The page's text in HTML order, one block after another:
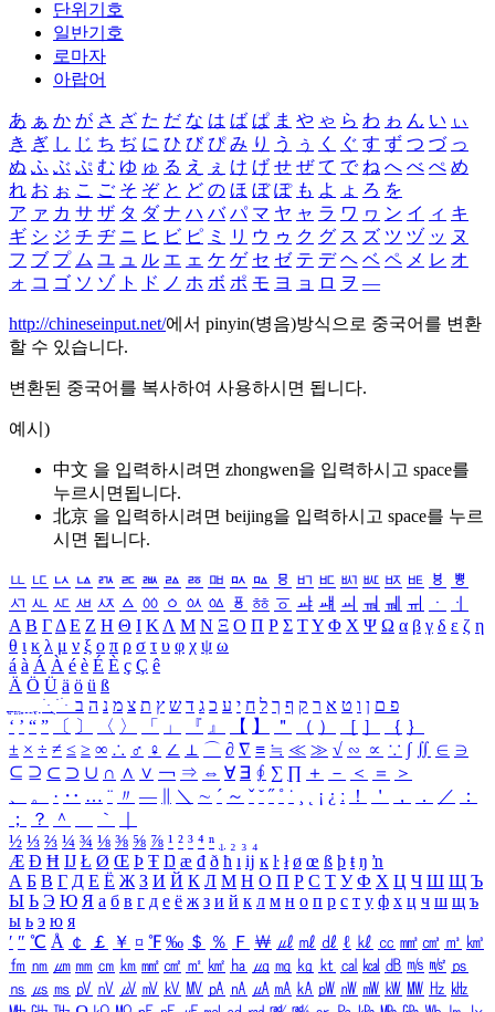
단위기호
일반기호
로마자
아랍어
あ ぁ か が さ ざ た だ な は ば ぱ ま や ゃ ら わ ゎ ん い ぃ
き ぎ し じ ち ぢ に ひ び ぴ み り う ぅ く ぐ す ず つ づ っ
ぬ ふ ぶ ぷ む ゆ ゅ る え ぇ け げ せ ぜ て で ね へ べ ぺ め
れ お ぉ こ ご そ ぞ と ど の ほ ぼ ぽ も よ ょ ろ を
ア ァ カ サ ザ タ ダ ナ ハ バ パ マ ヤ ャ ラ ワ ヮ ン イ ィ キ
ギ シ ジ チ ヂ ニ ヒ ビ ピ ミ リ ウ ゥ ク グ ス ズ ツ ヅ ッ ヌ
フ ブ プ ム ユ ュ ル エ ェ ケ ゲ セ ゼ テ デ ヘ ベ ペ メ レ オ
ォ コ ゴ ソ ゾ ト ド ノ ホ ボ ポ モ ヨ ョ ロ ヲ ―
http://chineseinput.net/에서 pinyin(병음)방식으로 중국어를 변환
할 수 있습니다.
변환된 중국어를 복사하여 사용하시면 됩니다.
예시)
中文 을 입력하시려면 zhongwen을 입력하시고 space를
누르시면됩니다.
北京 을 입력하시려면 beijing을 입력하시고 space를 누르
시면 됩니다.
ㅥ ㅦ ㅧ ㅨ ㅩ ㅪ ㅫ ㅬ ㅭ ㅮ ㅯ ㅰ ㅱ ㅲ ㅳ ㅴ ㅵ ㅶ ㅷ ㅸ
ㅹ
ㅺ ㅻ ㅼ ㅽ ㅾ ㅿ ㆀ ㆁ ㆂ ㆃ ㆄ ㆅ ㆆ ㆇ ㆈ ㆉ ㆊ ㆋ ㆌ ㆍ
ㆎ
Α Β ΓΔ Ε Ζ Η Θ Ι ΚΛ Μ Ν Ξ Ο Π Ρ Σ ΤΥ Φ Χ Ψ Ω α β γ δ ε ζ η
θ ι κ λ μ ν ξ ο π ρ σ τ υ φ χ ψ ω
á à Á À é è É È ç Ç ê
Ä Ö Ü ä ö ü ß
ִֶֹ ֻּ ׁׂ פ ם ן ו ט א ר ק ף ך ל ח י ע כ ג ד ש ץ ת צ מ נ ה ב
‘ ’ “ ” 〔 〕 〈 〉 「 」 『 』 【 】 ＂ （ ） ［ ］ ｛ ｝
± × ÷ ≠ ≤ ≥ ∞ ∴ ♂ ♀ ∠ ⊥ ⌒ ∂ ∇ ≡ ≒ ≪ ≫ √ ∽ ∝ ∵ ∫ ∬ ∈ ∋
⊆ ⊇ ⊂ ⊃ ∪ ∩ ∧ ∨ ￢ ⇒ ⇔ ∀ ∃ ∮ ∑ ∏ ＋ － ＜ ＝
＞
、
。 · ‥ … ¨ 〃 ― ＼ ∼ ´ ～ ˇ ˘ ˝ ˚ ˙ ¸ ¡ ¿ ː ！ ＇ ， ． ／
：
；
？ ＾ ｀
½ ⅓ ⅔ ¼ ¾ ⅛ ⅜ ⅝ ⅞ ¹ ² ³ ⁴ ⁿ ₁ ₂ ₃ ₄
Æ Ð Ħ Ĳ Ł Ø Œ Þ Ŧ Ŋ æ đ ð ħ ı ĳ ĸ ŀ ł ø œ ß þ ŧ ŋ ŉ
А Б В Г Д Е Ё Ж З И Й К Л М Н О П Р С Т У Ф Х Ц Ч Ш Щ Ъ
Ы Ь Э Ю Я а б в г д е ё ж з и й к л м н о п р с т у ф х ц ч ш щ ъ
ы ь э ю я
′ ″ ℃ Å ￠ ￡ ￥ ¤ ℉ ‰ ＄ ％ Ｆ ￦ ㎕ ㎖ ㎗ ℓ ㎘ ㏄ ㎣ ㎤ ㎥ ㎦
㎙ ㎚ ㎛ ㎜ ㎝ ㎞ ㎟ ㎠ ㎡ ㎢ ㏊ ㎍ ㎎ ㎏ ㏏ ㎈ ㎉ ㏈ ㎧ ㎨ ㎰
㎱ ㎲ ㎳ ㎴ ㎵ ㎶ ㎷ ㎸ ㎹ ㎀ ㎁ ㎂ ㎃ ㎄ ㎺ ㎻ ㎽ ㎾ ㎿ ㎐ ㎑